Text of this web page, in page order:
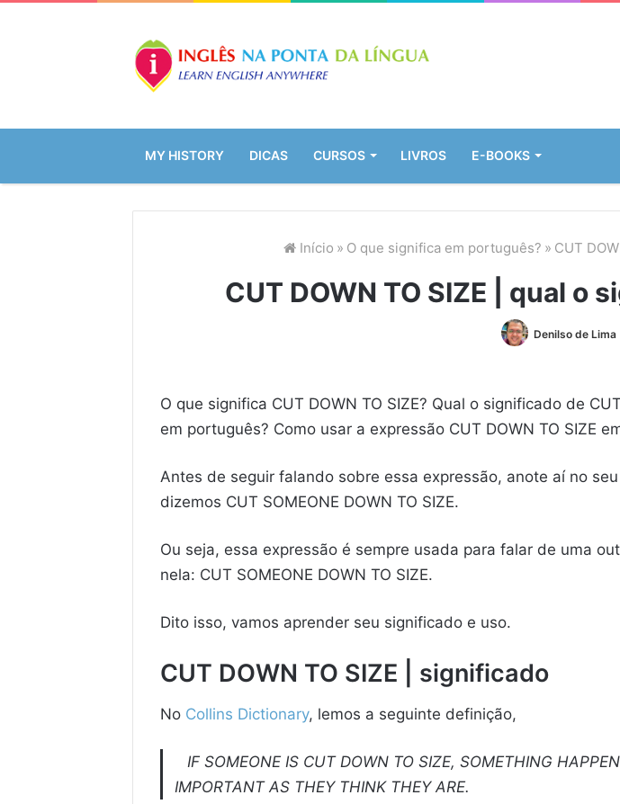
MY HISTORY DICAS CURSOS LIVROS E-BOOKS
Início » O que significa em português? » CUT
CUT DOWN TO SIZE | qual o
Denilso de Lima
O que significa CUT DOWN TO SIZE? Qual o significado de
em português? Como usar a expressão CUT DOWN TO SIZE
Antes de seguir falando sobre essa expressão, anote aí no
dizemos CUT SOMEONE DOWN TO SIZE.
Ou seja, essa expressão é sempre usada para falar de uma
nela: CUT SOMEONE DOWN TO SIZE.
Dito isso, vamos aprender seu significado e uso.
CUT DOWN TO SIZE | significado
No Collins Dictionary, lemos a seguinte definição,
IF SOMEONE IS CUT DOWN TO SIZE, SOMETHING
IMPORTANT AS THEY THINK THEY ARE.